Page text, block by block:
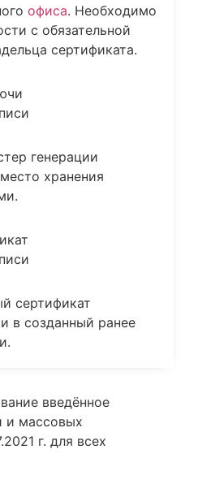
офиса. Необходимо
с обязательной
сертификата.
генерации
хранения
сертификат
в созданный ранее
введённое
и массовых
г. для всех